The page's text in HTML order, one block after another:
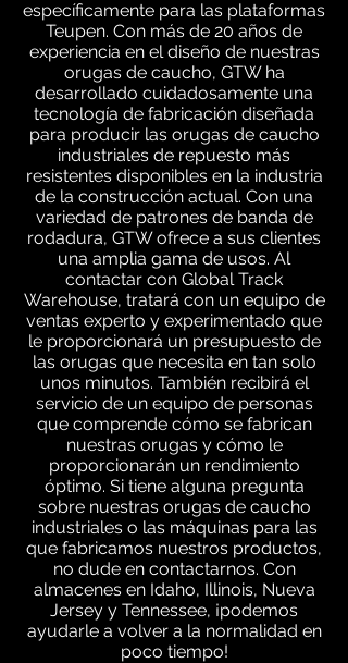
específicamente para las plataformas
Teupen. Con más de 20 años de
experiencia en el diseño de nuestras
orugas de caucho, GTW ha
desarrollado cuidadosamente una
tecnología de fabricación diseñada
para producir las orugas de caucho
industriales de repuesto más
resistentes disponibles en la industria
de la construcción actual. Con una
variedad de patrones de banda de
rodadura, GTW ofrece a sus clientes
una amplia gama de usos. Al
contactar con Global Track
Warehouse, tratará con un equipo de
ventas experto y experimentado que
le proporcionará un presupuesto de
las orugas que necesita en tan solo
unos minutos. También recibirá el
servicio de un equipo de personas
que comprende cómo se fabrican
nuestras orugas y cómo le
proporcionarán un rendimiento
óptimo. Si tiene alguna pregunta
sobre nuestras orugas de caucho
industriales o las máquinas para las
que fabricamos nuestros productos,
no dude en contactarnos. Con
almacenes en Idaho, Illinois, Nueva
Jersey y Tennessee, ¡podemos
ayudarle a volver a la normalidad en
poco tiempo!